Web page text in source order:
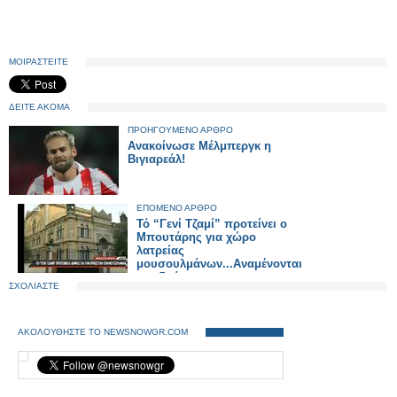
ΜΟΙΡΑΣΤΕΙΤΕ
ΔΕΙΤΕ ΑΚΟΜΑ
ΠΡΟΗΓΟΥΜΕΝΟ ΑΡΘΡΟ
Ανακοίνωσε Μέλμπεργκ η
Βιγιαρεάλ!
ΕΠΟΜΕΝΟ ΑΡΘΡΟ
Τό “Γενί Τζαμί” προτείνει ο
Μπουτάρης για χώρο
λατρείας
μουσουλμάνων...Αναμένονται
αντιδράσεις απο τους
ΣΧΟΛΙΑΣΤΕ
ΑΚΟΛΟΥΘΗΣΤΕ ΤΟ NEWSNOWGR.COM